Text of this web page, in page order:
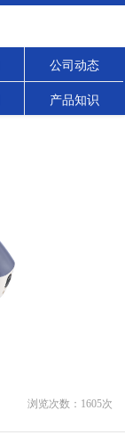
公司动态
产品知识
浏览次数： 1605次